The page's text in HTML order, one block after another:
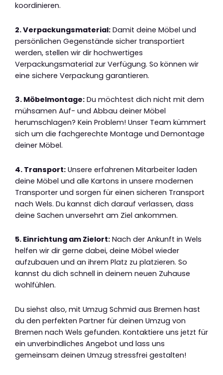
koordinieren.
2. Verpackungsmaterial: Damit deine Möbel und
persönlichen Gegenstände sicher transportiert
werden, stellen wir dir hochwertiges
Verpackungsmaterial zur Verfügung. So können wir
eine sichere Verpackung garantieren.
3. Möbelmontage: Du möchtest dich nicht mit dem
mühsamen Auf- und Abbau deiner Möbel
herumschlagen? Kein Problem! Unser Team kümmert
sich um die fachgerechte Montage und Demontage
deiner Möbel.
4. Transport: Unsere erfahrenen Mitarbeiter laden
deine Möbel und alle Kartons in unsere modernen
Transporter und sorgen für einen sicheren Transport
nach Wels. Du kannst dich darauf verlassen, dass
deine Sachen unversehrt am Ziel ankommen.
5. Einrichtung am Zielort: Nach der Ankunft in Wels
helfen wir dir gerne dabei, deine Möbel wieder
aufzubauen und an ihrem Platz zu platzieren. So
kannst du dich schnell in deinem neuen Zuhause
wohlfühlen.
Du siehst also, mit Umzug Schmid aus Bremen hast
du den perfekten Partner für deinen Umzug von
Bremen nach Wels gefunden. Kontaktiere uns jetzt für
ein unverbindliches Angebot und lass uns
gemeinsam deinen Umzug stressfrei gestalten!